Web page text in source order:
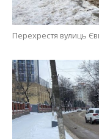
Перехрестя вулиць